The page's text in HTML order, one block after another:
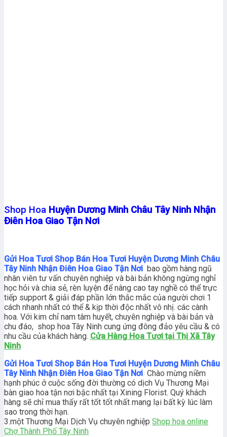
Shop Hoa Huyện Dương Minh Châu Tây Ninh Nhận
Điên Hoa Giao Tận Nơi
Gửi Hoa Tươi Shop Bán Hoa Tươi Huyện Dương Minh Châu
Tây Ninh Nhận Điên Hoa Giao Tận Nơi bao gồm hàng ngũ
nhân viên tư vấn chuyên nghiệp và bài bản không ngừng nghỉ
học hỏi và chia sẻ, rèn luyện để nâng cao tay nghề có thể trực
tiếp support & giải đáp phần lớn thắc mắc của người chơi 1
cách nhanh nhất có thể & kịp thời độc nhất vô nhị. các cành
hoa. Với kim chỉ nam tâm huyết, chuyên nghiệp và bài bản và
chu đáo, shop hoa Tây Ninh cung ứng đông đảo yêu cầu & có
nhu cầu của khách hàng. Cửa Hàng Hoa Tươi tại Thị Xã Tây
Ninh
Gửi Hoa Tươi Shop Bán Hoa Tươi Huyện Dương Minh Châu
Tây Ninh Nhận Điên Hoa Giao Tận Nơi Chào mừng niềm
hạnh phúc ở cuộc sống đời thường có dịch Vụ Thương Mại
bàn giao hoa tận nơi bậc nhất tại Xining Florist. Quý khách
hàng sẽ chỉ mua thấy rất tốt tốt nhất mang lại bất kỳ lúc làm
sao trong thời hạn.
3.một Thương Mại Dịch Vụ chuyên nghiệp Shop hoa online
Chợ Thành Phố Tây Ninh